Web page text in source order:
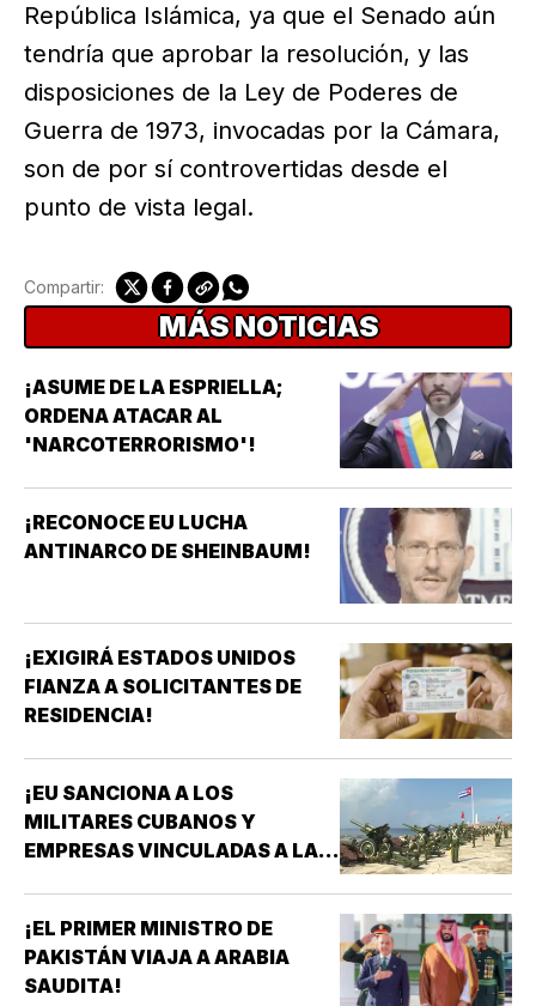
República Islámica, ya que el Senado aún
tendría que aprobar la resolución, y las
disposiciones de la Ley de Poderes de
Guerra de 1973, invocadas por la Cámara,
son de por sí controvertidas desde el
punto de vista legal.
Compartir:
MÁS NOTICIAS
¡ASUME DE LA ESPRIELLA;
ORDENA ATACAR AL
'NARCOTERRORISMO'!
¡RECONOCE EU LUCHA
ANTINARCO DE SHEINBAUM!
¡EXIGIRÁ ESTADOS UNIDOS
FIANZA A SOLICITANTES DE
RESIDENCIA!
¡EU SANCIONA A LOS
MILITARES CUBANOS Y
EMPRESAS VINCULADAS A LA
¡EL PRIMER MINISTRO DE
PAKISTÁN VIAJA A ARABIA
SAUDITA!